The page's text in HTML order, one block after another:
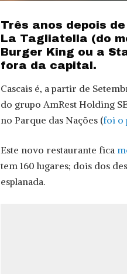
Três anos depois
La Tagliatella (do
Burger King ou a
fora da capital.
Cascais é, a partir de
do grupo AmRest Holding
no Parque das Nações (foi o
Este novo restaurante fica
tem 160 lugares; dois dos
esplanada.